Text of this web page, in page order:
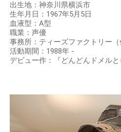
出生地：神奈川県横浜市
生年月日：1967年5月5日
血液型：A型
職業：声優
事務所：ティーズファクトリー（
活動期間：1988年 -
デビュー作：『どんどんドメルと